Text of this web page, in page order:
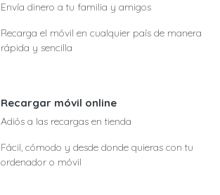
Envía dinero a tu familia y amigos
Recarga el móvil en cualquier país de manera
rápida y sencilla
Recargar móvil online
Adiós a las recargas en tienda
Fácil, cómodo y desde donde quieras con tu
ordenador o móvil